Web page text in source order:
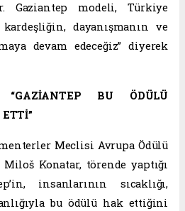
Gaziantep modeli, Türkiye
dayanışmanın ve
devam edeceğiz” diyerek
“GAZİANTEP BU ÖDÜLÜ
Meclisi Avrupa Ödülü
Konatar, törende yaptığı
insanlarının sıcaklığı,
bu ödülü hak ettiğini